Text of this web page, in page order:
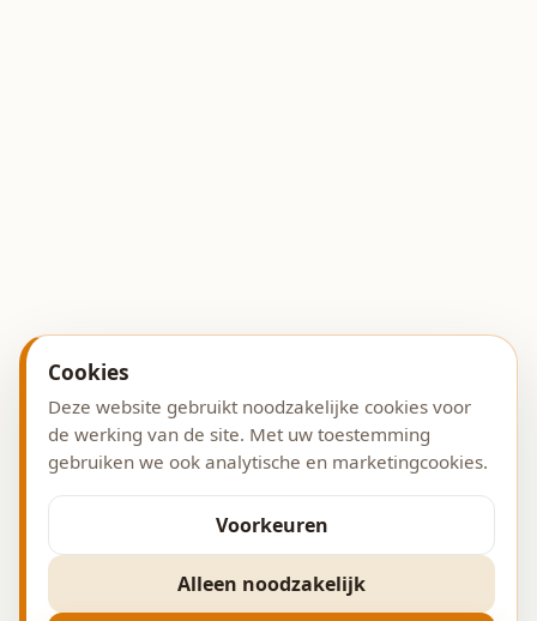
Cookies
Deze website gebruikt noodzakelijke cookies voor
de werking van de site. Met uw toestemming
gebruiken we ook analytische en marketingcookies.
Voorkeuren
Alleen noodzakelijk